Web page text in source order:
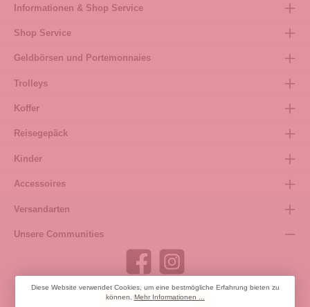
Informationen & Shop Service
Shop Service
Geldbörsen und Portemonnaies
Trolleys
Koffer
Reisegepäck
Kinder
Accessoires
Versandarten
Unsere Communities
Diese Website verwendet Cookies, um eine bestmögliche Erfahrung bieten zu
können. Mehr Informationen ...